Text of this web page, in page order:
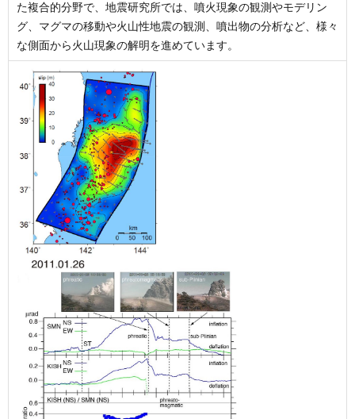
た複合的分野で、地震研究所では、噴火現象の観測やモデリン
グ、マグマの移動や火山性地震の観測、噴出物の分析など、様々
な側面から火山現象の解明を進めています。